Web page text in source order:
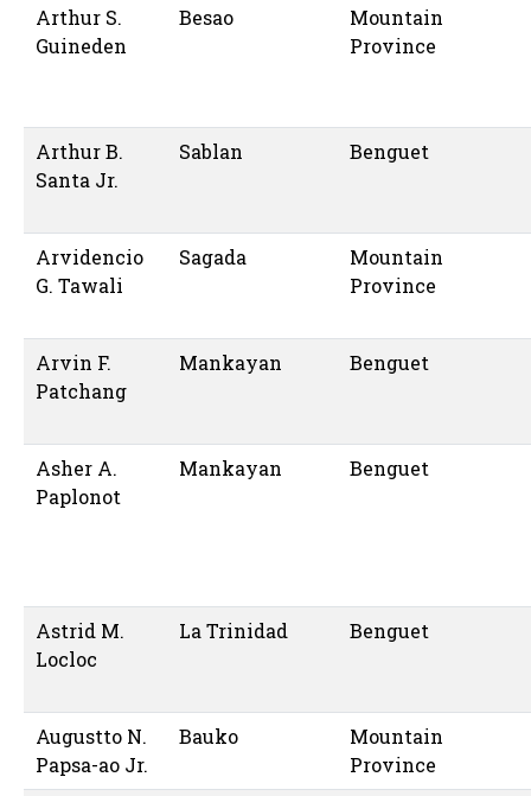
Arthur S.
Guineden
Besao
Mountain
Province
Arthur B.
Santa Jr.
Sablan Benguet
Arvidencio
G. Tawali
Sagada
Mountain
Province
Arvin F.
Patchang
Mankayan Benguet
Asher A.
Paplonot
Mankayan Benguet
Astrid M.
Locloc
La Trinidad Benguet
Augustto N.
Papsa-ao Jr.
Bauko
Mountain
Province